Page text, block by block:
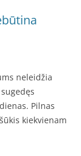
neleidžia
Pilnas
kiekvienam